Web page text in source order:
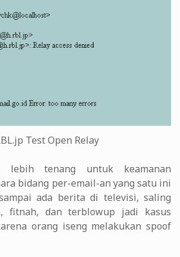
Test Open Relay
lebih tenang untuk keamanan
bidang per-email-an yang satu ini
ada berita di televisi, saling
fitnah, dan terblowup jadi kasus
orang iseng melakukan spoof